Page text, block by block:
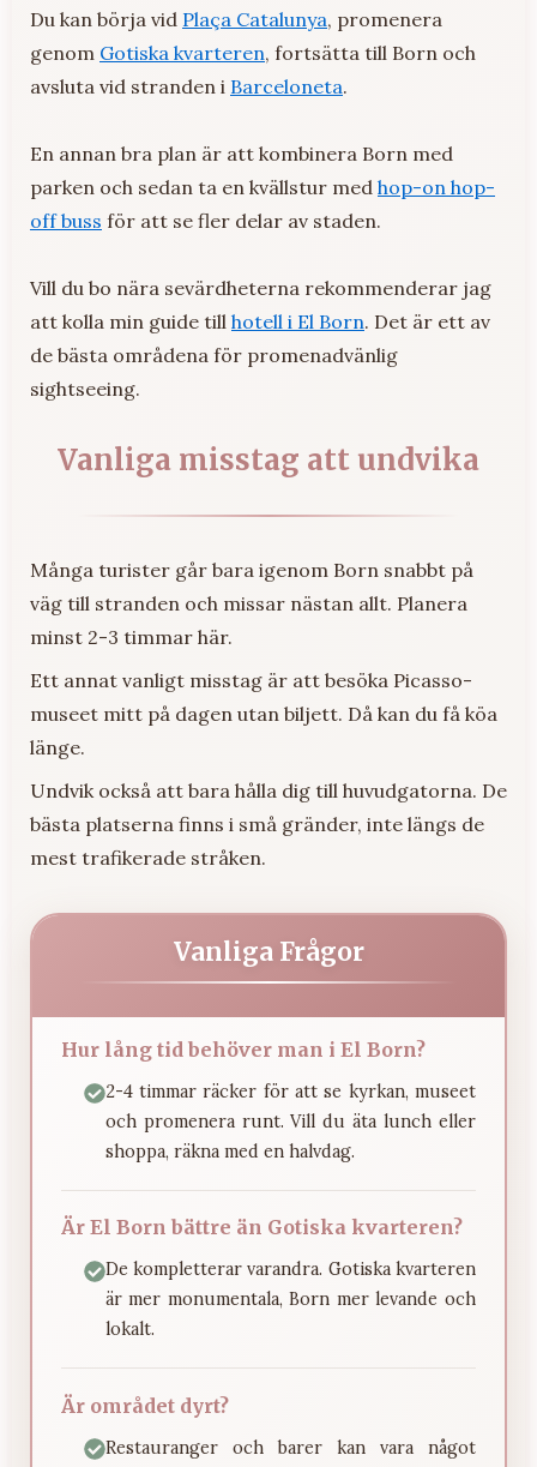
Du kan börja vid Plaça Catalunya, promenera
genom Gotiska kvarteren, fortsätta till Born och
avsluta vid stranden i Barceloneta.
En annan bra plan är att kombinera Born med
parken och sedan ta en kvällstur med hop-on hop-
off buss för att se fler delar av staden.
Vill du bo nära sevärdheterna rekommenderar jag
att kolla min guide till hotell i El Born. Det är ett av
de bästa områdena för promenadvänlig
sightseeing.
Vanliga misstag att undvika
Många turister går bara igenom Born snabbt på
väg till stranden och missar nästan allt. Planera
minst 2-3 timmar här.
Ett annat vanligt misstag är att besöka Picasso-
museet mitt på dagen utan biljett. Då kan du få köa
länge.
Undvik också att bara hålla dig till huvudgatorna. De
bästa platserna finns i små gränder, inte längs de
mest trafikerade stråken.
Vanliga Frågor
Hur lång tid behöver man i El Born?
2-4 timmar räcker för att se kyrkan, museet
och promenera runt. Vill du äta lunch eller
shoppa, räkna med en halvdag.
Är El Born bättre än Gotiska kvarteren?
De kompletterar varandra. Gotiska kvarteren
är mer monumentala, Born mer levande och
lokalt.
Är området dyrt?
Restauranger och barer kan vara något